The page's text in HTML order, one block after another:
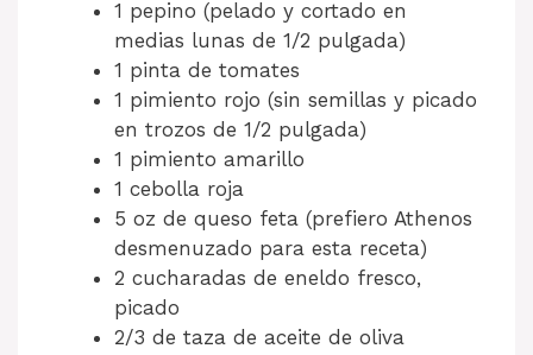
1 pepino (pelado y cortado en
medias lunas de 1/2 pulgada)
1 pinta de tomates
1 pimiento rojo (sin semillas y picado
en trozos de 1/2 pulgada)
1 pimiento amarillo
1 cebolla roja
5 oz de queso feta (prefiero Athenos
desmenuzado para esta receta)
2 cucharadas de eneldo fresco,
picado
2/3 de taza de aceite de oliva